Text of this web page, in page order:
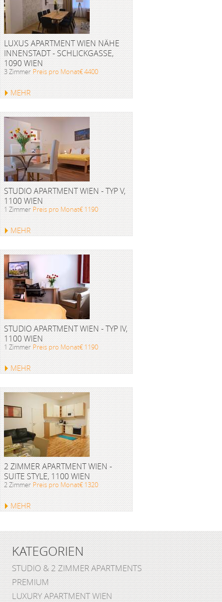
LUXUS APARTMENT WIEN NÄHE
INNENSTADT - SCHLICKGASSE,
1090 WIEN
3 Zimmer Preis pro Monat€ 4400
MEHR
STUDIO APARTMENT WIEN - TYP V,
1100 WIEN
1 Zimmer Preis pro Monat€ 1190
MEHR
STUDIO APARTMENT WIEN - TYP IV,
1100 WIEN
1 Zimmer Preis pro Monat€ 1190
MEHR
2 ZIMMER APARTMENT WIEN -
SUITE STYLE, 1100 WIEN
2 Zimmer Preis pro Monat€ 1320
MEHR
KATEGORIEN
STUDIO & 2 ZIMMER APARTMENTS
PREMIUM
LUXURY APARTMENT WIEN